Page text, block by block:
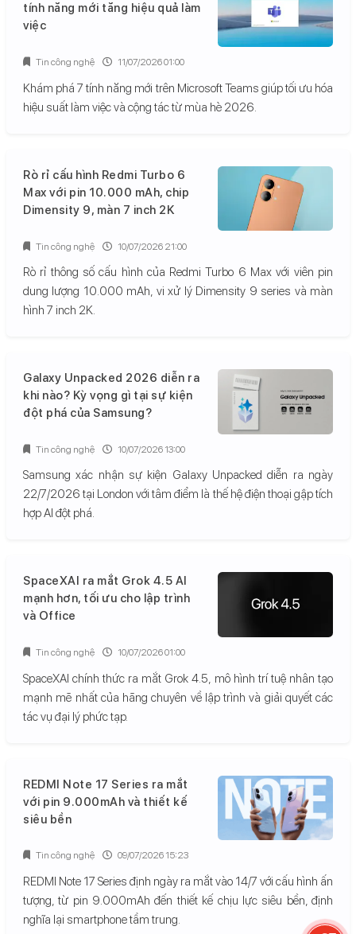
tính năng mới tăng hiệu quả làm
việc
Khám phá 7 tính năng mới trên Microsoft Teams giúp tối ưu hóa
hiệu suất làm việc và cộng tác từ mùa hè 2026.
Tin công nghệ 11/07/2026 01:00
Rò rỉ cấu hình Redmi Turbo 6
Max với pin 10.000 mAh, chip
Dimensity 9, màn 7 inch 2K
Rò rỉ thông số cấu hình của Redmi Turbo 6 Max với viên pin
dung lượng 10.000 mAh, vi xử lý Dimensity 9 series và màn
hình 7 inch 2K.
Tin công nghệ 10/07/2026 21:00
Galaxy Unpacked 2026 diễn ra
khi nào? Kỳ vọng gì tại sự kiện
đột phá của Samsung?
Samsung xác nhận sự kiện Galaxy Unpacked diễn ra ngày
22/7/2026 tại London với tâm điểm là thế hệ điện thoại gập tích
hợp AI đột phá.
Tin công nghệ 10/07/2026 13:00
SpaceXAI ra mắt Grok 4.5 AI
mạnh hơn, tối ưu cho lập trình
và Office
SpaceXAI chính thức ra mắt Grok 4.5, mô hình trí tuệ nhân tạo
mạnh mẽ nhất của hãng chuyên về lập trình và giải quyết các
tác vụ đại lý phức tạp.
Tin công nghệ 10/07/2026 01:00
REDMI Note 17 Series ra mắt
với pin 9.000mAh và thiết kế
siêu bền
REDMI Note 17 Series định ngày ra mắt vào 14/7 với cấu hình ấn
tượng, từ pin 9.000mAh đến thiết kế chịu lực siêu bền, định
nghĩa lại smartphone tầm trung.
Tin công nghệ 09/07/2026 15:23